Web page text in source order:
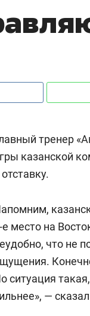
тренер
казанской
отставку.
е место на
что не
ситуация
—
чем интересен
ГРУПП» и ВТБ
жилого
Казанью